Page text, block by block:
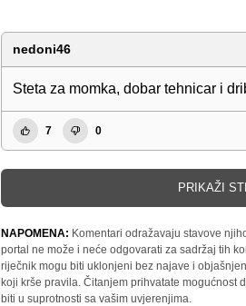
nedoni46
Steta za momka, dobar tehnicar i
7 0
PRIKAŽI
NAPOMENA: Komentari odražavaju stavove
portal ne može i neće odgovarati za sadržaj tih
riječnik mogu biti uklonjeni bez najave i
koji krše pravila. Čitanjem prihvatate mogućnost
biti u suprotnosti sa vašim uvjerenjima.